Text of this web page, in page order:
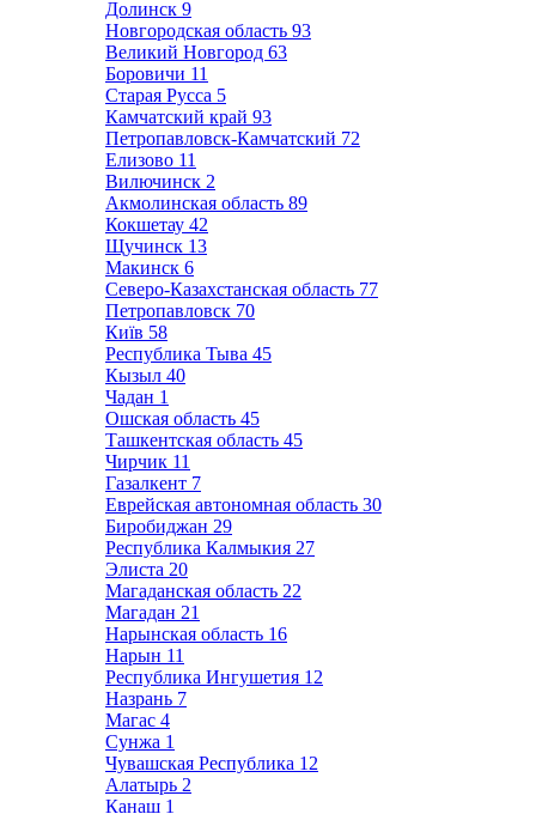
Долинск 9
Новгородская область 93
Великий Новгород 63
Боровичи 11
Старая Русса 5
Камчатский край 93
Петропавловск-Камчатский 72
Елизово 11
Вилючинск 2
Акмолинская область 89
Кокшетау 42
Щучинск 13
Макинск 6
Северо-Казахстанская область 77
Петропавловск 70
Київ 58
Республика Тыва 45
Кызыл 40
Чадан 1
Ошская область 45
Ташкентская область 45
Чирчик 11
Газалкент 7
Еврейская автономная область 30
Биробиджан 29
Республика Калмыкия 27
Элиста 20
Магаданская область 22
Магадан 21
Нарынская область 16
Нарын 11
Республика Ингушетия 12
Назрань 7
Магас 4
Сунжа 1
Чувашская Республика 12
Алатырь 2
Канаш 1